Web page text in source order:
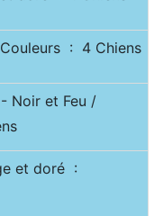
Couleurs : 4 Chiens
- Noir et Feu /
et doré :